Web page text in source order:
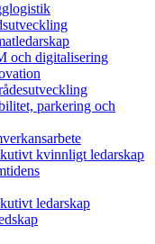
och digitalisering
parkering och
kvinnligt ledarskap
ledarskap